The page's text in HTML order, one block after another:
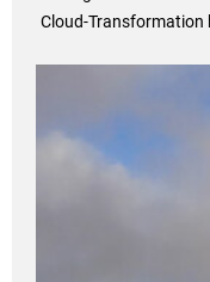
Cloud-Transformation